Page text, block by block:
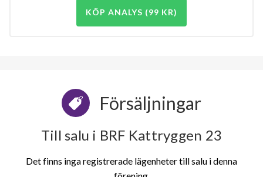
KÖP ANALYS (99 KR)
Försäljningar
Till salu i BRF Kattryggen 23
Det finns inga registrerade lägenheter till salu i denna